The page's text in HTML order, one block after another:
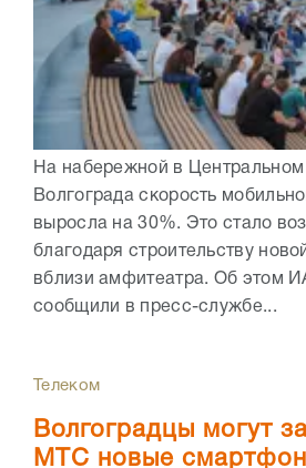
На набережной в Центральном
Волгограда скорость
выросла на 30%. Это стало
благодаря строительству
вблизи амфитеатра. Об этом
сообщили в пресс-службе...
Телеком
Волгоградцы могут
МТС новые